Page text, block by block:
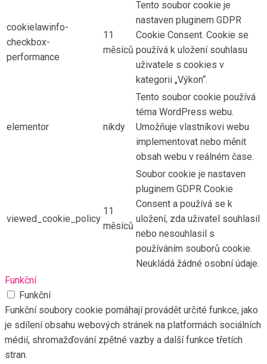
cookielawinfo-
checkbox-
performance
11
měsíců
Tento soubor cookie je
nastaven pluginem GDPR
Cookie Consent. Cookie se
používá k uložení souhlasu
uživatele s cookies v
kategorii „Výkon“.
elementor nikdy
Tento soubor cookie používá
téma WordPress webu.
Umožňuje vlastníkovi webu
implementovat nebo měnit
obsah webu v reálném čase.
viewed_cookie_policy
11
měsíců
Soubor cookie je nastaven
pluginem GDPR Cookie
Consent a používá se k
uložení, zda uživatel souhlasil
nebo nesouhlasil s
používáním souborů cookie.
Neukládá žádné osobní údaje.
Funkční
Funkční
Funkční soubory cookie pomáhají provádět určité funkce, jako
je sdílení obsahu webových stránek na platformách sociálních
médií, shromažďování zpětné vazby a další funkce třetích
stran.